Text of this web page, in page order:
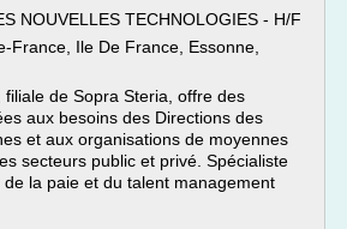
NOUVELLES TECHNOLOGIES - H/F
France, Ile De France, Essonne,
filiale de Sopra Steria, offre des
aux besoins des Directions des
et aux organisations de moyennes
secteurs public et privé. Spécialiste
la paie et du talent management